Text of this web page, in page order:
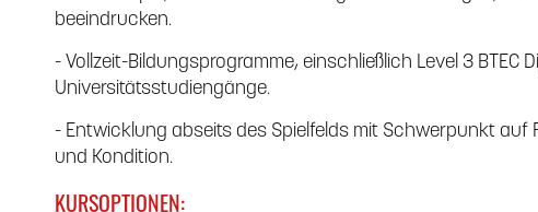
beeindrucken.
- Vollzeit-Bildungsprogramme, einschließlich Level 3 BTEC
Universitätsstudiengänge.
- Entwicklung abseits des Spielfelds mit Schwerpunkt auf
und Kondition.
KURSOPTIONEN: